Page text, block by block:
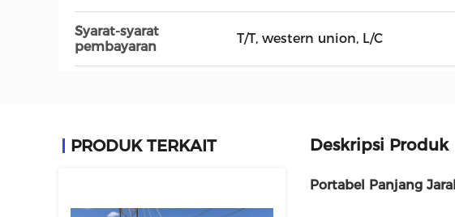
Syarat-syarat
pembayaran
T/T, western union, L/C
PRODUK TERKAIT Deskripsi Produk
Portabel Panjang